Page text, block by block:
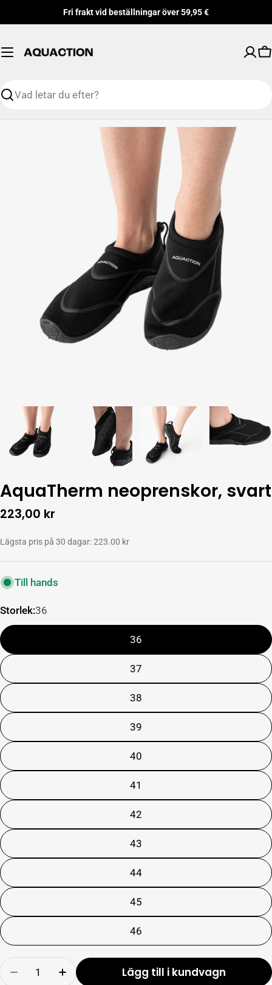
till
Fri frakt vid beställningar över 59,95 €
Söka
mediefilen 0 i modalt format
AquaTherm neoprenskor, svart
Ordinarie
223,00 kr
Lägsta pris på 30 dagar: 223.00 kr
Till hands
Storlek:36
36
37
38
39
40
41
42
43
44
45
46
Minska mängden av AquaTherm
Lägg till produktmängd AquaTherm
Lägg till i kundvagn